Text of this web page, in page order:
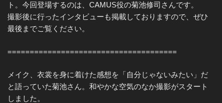
ト。今回登場するのは、CAMUS役の菊池修司さんです。
撮影後に行ったインタビューも掲載しておりますので、ぜひ
最後までご覧ください。
======================================
メイク、衣裳を身に着けた感想を「自分じゃないみたい」だ
と語っていた菊池さん。和やかな空気のなか撮影がスタート
しました。